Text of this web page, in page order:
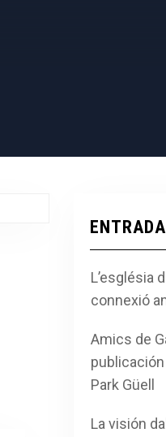
L’església
connexió
Amics de
publicación
Park Güell
La visión